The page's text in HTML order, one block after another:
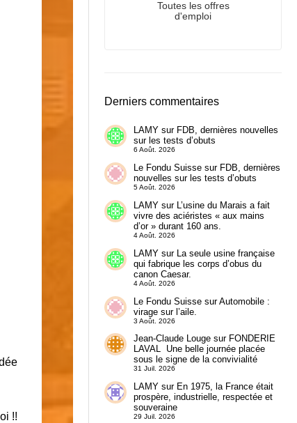
!!
Toutes les offres
d'emploi
Derniers commentaires
LAMYsur FDB, dernières nouvelles
sur les tests d’obuts
6 Août. 2026
Le Fondu Suissesur FDB, dernières
nouvelles sur les tests d’obuts
5 Août. 2026
LAMYsur L’usine du Marais a fait
vivre des aciéristes « aux mains
d’or » durant 160 ans.
4 Août. 2026
LAMYsur
La seule usine française
qui fabrique les corps d’obus du
canon Caesar.
4 Août. 2026
Le Fondu SuissesurAutomobile :
virage sur l’aile.
3 Août. 2026
Jean-Claude Lougesur FONDERIE
LAVAL Une belle journée placée
sous le signe de la convivialité
31 Juil. 2026
LAMYsur En 1975, la France était
prospère, industrielle, respectée et
souveraine
29 Juil. 2026